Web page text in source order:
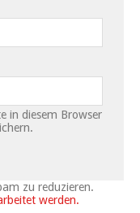
in diesem Browser
zu reduzieren.
werden.